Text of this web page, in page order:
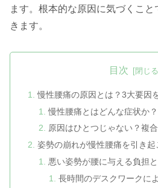
ます。根本的な原因に気づくこ
きます。
目次
慢性腰痛の原因とは？3大要因
慢性腰痛とはどんな症状か？
原因はひとつじゃない？複
姿勢の崩れが慢性腰痛を引き起
悪い姿勢が腰に与える負担
長時間のデスクワークに